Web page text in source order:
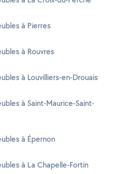
à Pierres
à Rouvres
à Louvilliers-en-Drouais
à Saint-Maurice-Saint-
à Épernon
à La Chapelle-Fortin